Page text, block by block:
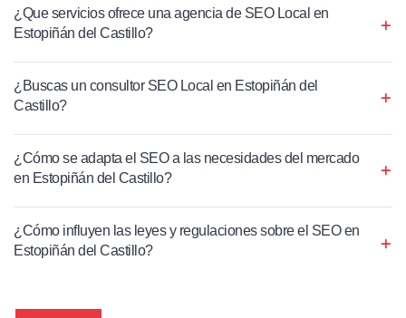
¿Que servicios ofrece una agencia de SEO Local en
Estopiñán del Castillo?
¿Buscas un consultor SEO Local en Estopiñán del
Castillo?
¿Cómo se adapta el SEO a las necesidades del mercado
en Estopiñán del Castillo?
¿Cómo influyen las leyes y regulaciones sobre el SEO en
Estopiñán del Castillo?